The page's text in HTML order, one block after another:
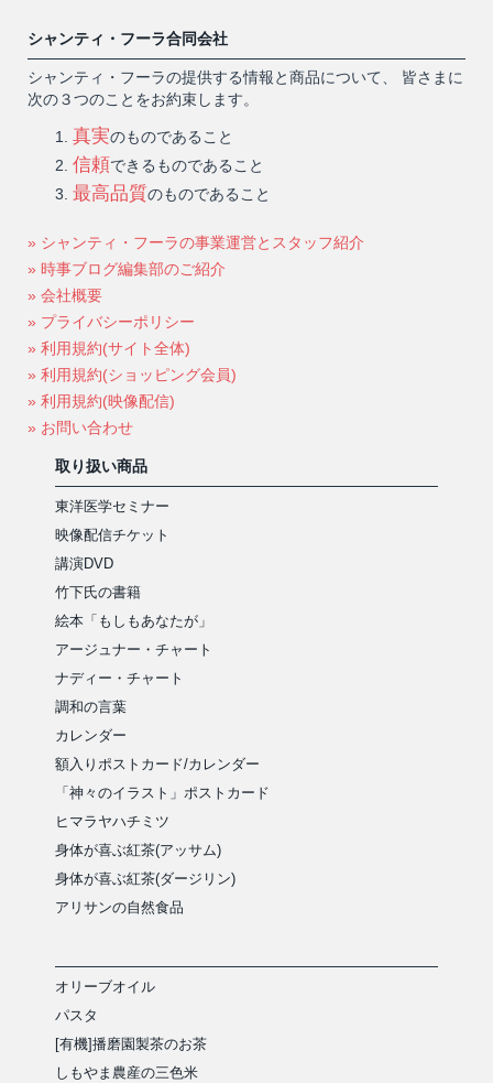
シャンティ・フーラ合同会社
シャンティ・フーラの提供する情報と商品について、 皆さまに
次の３つのことをお約束します。
真実のものであること
信頼できるものであること
最高品質のものであること
» シャンティ・フーラの事業運営とスタッフ紹介
» 時事ブログ編集部のご紹介
» 会社概要
» プライバシーポリシー
» 利用規約(サイト全体)
» 利用規約(ショッピング会員)
» 利用規約(映像配信)
» お問い合わせ
取り扱い商品
東洋医学セミナー
映像配信チケット
講演DVD
竹下氏の書籍
絵本「もしもあなたが」
アージュナー・チャート
ナディー・チャート
調和の言葉
カレンダー
額入りポストカード/カレンダー
「神々のイラスト」ポストカード
ヒマラヤハチミツ
身体が喜ぶ紅茶(アッサム)
身体が喜ぶ紅茶(ダージリン)
アリサンの自然食品
オリーブオイル
パスタ
[有機]播磨園製茶のお茶
しもやま農産の三色米